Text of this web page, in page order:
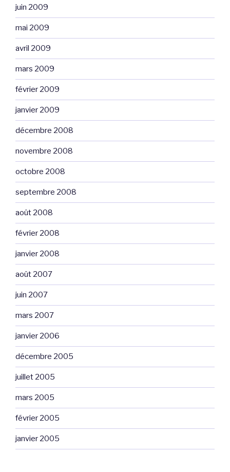
juin 2009
mai 2009
avril 2009
mars 2009
février 2009
janvier 2009
décembre 2008
novembre 2008
octobre 2008
septembre 2008
août 2008
février 2008
janvier 2008
août 2007
juin 2007
mars 2007
janvier 2006
décembre 2005
juillet 2005
mars 2005
février 2005
janvier 2005